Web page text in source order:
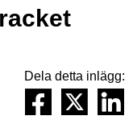
Dela detta inlägg: